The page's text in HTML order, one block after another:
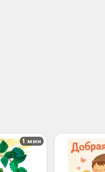
1 мин